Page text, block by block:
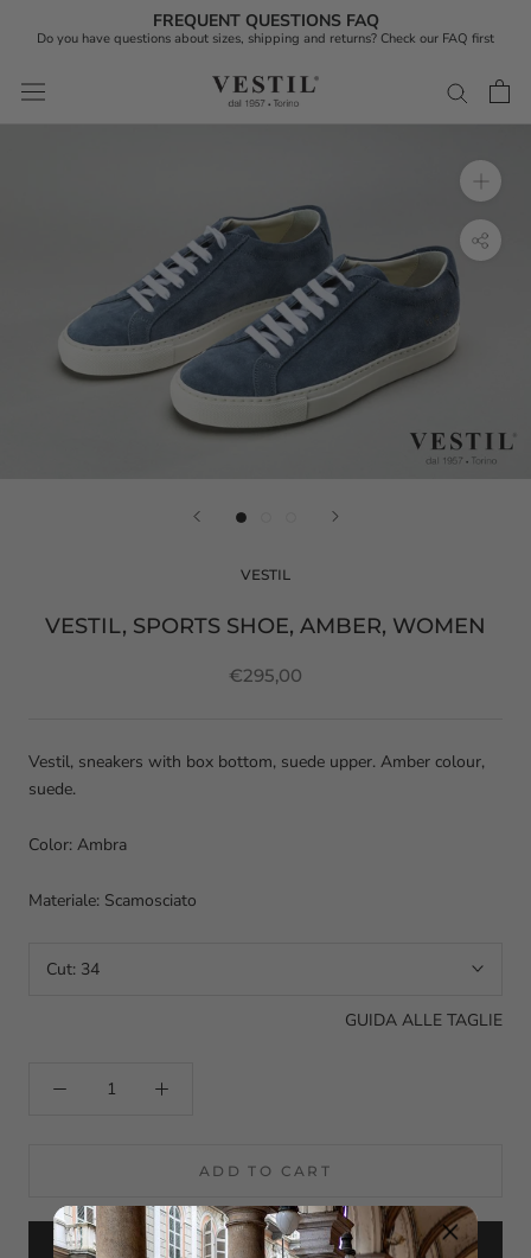
FREQUENT QUESTIONS FAQ
Do you have questions about sizes, shipping and returns? Check our FAQ first
content
VESTIL
VESTIL, SPORTS SHOE, AMBER, WOMEN
€295,00
Vestil, sneakers with box bottom, suede upper. Amber colour,
suede.
Color: Ambra
Materiale: Scamosciato
Cut: 34
GUIDA ALLE TAGLIE
ADD TO CART
BUY IT NOW